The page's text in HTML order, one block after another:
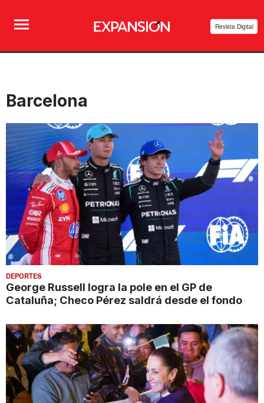
Revista Digital
Barcelona
DEPORTES
George Russell logra la pole en el GP de
Cataluña; Checo Pérez saldrá desde el fondo